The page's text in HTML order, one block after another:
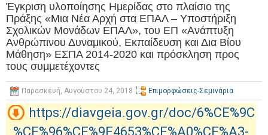
Έγκριση υλοποίησης Ημερίδας στο πλαίσιο της
Πράξης «Μια Νέα Αρχή στα ΕΠΑΛ – Υποστήριξη
Σχολικών Μονάδων ΕΠΑΛ», του ΕΠ «Ανάπτυξη
Ανθρώπινου Δυναμικού, Εκπαίδευση και Δια Βίου
Μάθηση» ΕΣΠΑ 2014-2020 και πρόσκληση προς
τους συμμετέχοντες
Παρασκευή, Αυγούστου 24, 2018 Επιμορφώσεις-Σεμινάρια
https://diavgeia.gov.gr/doc/6%CE%9C
%CE%96%CE%9E4653%CE%A0%CE%A3-